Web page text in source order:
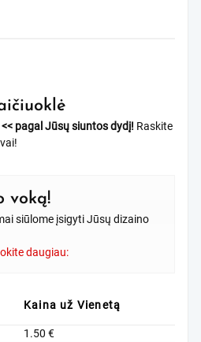
pagal Jūsų siuntos dydį! Raskite
voką!
siūlome įsigyti Jūsų dizaino
daugiau:
Kaina už Vienetą
1.50 €